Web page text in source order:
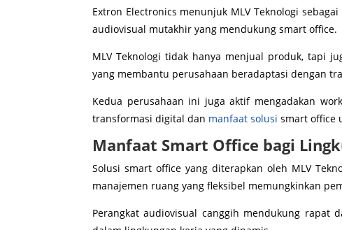
Extron Electronics menunjuk MLV Teknologi
audiovisual mutakhir yang mendukung smart office.
MLV Teknologi tidak hanya menjual produk, tapi
yang membantu perusahaan beradaptasi dengan
Kedua perusahaan ini juga aktif mengadakan
transformasi digital dan manfaat solusi smart office
Manfaat Smart Office bagi
Solusi smart office yang diterapkan oleh MLV
manajemen ruang yang fleksibel memungkinkan
Perangkat audiovisual canggih mendukung rapat